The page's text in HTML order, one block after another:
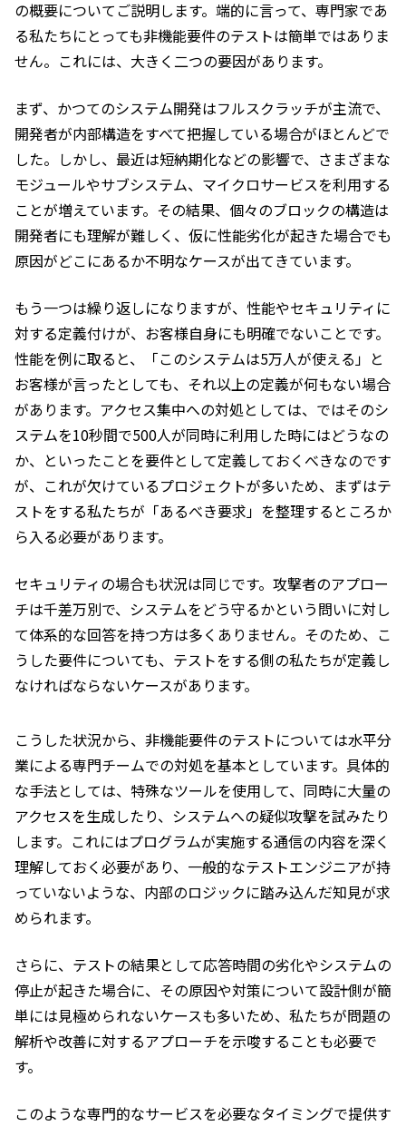
の概要についてご説明します。端的に言って、専門家であ
る私たちにとっても非機能要件のテストは簡単ではありま
せん。これには、大きく二つの要因があります。
まず、かつてのシステム開発はフルスクラッチが主流で、
開発者が内部構造をすべて把握している場合がほとんどで
した。しかし、最近は短納期化などの影響で、さまざまな
モジュールやサブシステム、マイクロサービスを利用する
ことが増えています。その結果、個々のブロックの構造は
開発者にも理解が難しく、仮に性能劣化が起きた場合でも
原因がどこにあるか不明なケースが出てきています。
もう一つは繰り返しになりますが、性能やセキュリティに
対する定義付けが、お客様自身にも明確でないことです。
性能を例に取ると、「このシステムは5万人が使える」と
お客様が言ったとしても、それ以上の定義が何もない場合
があります。アクセス集中への対処としては、ではそのシ
ステムを10秒間で500人が同時に利用した時にはどうなの
か、といったことを要件として定義しておくべきなのです
が、これが欠けているプロジェクトが多いため、まずはテ
ストをする私たちが「あるべき要求」を整理するところか
ら入る必要があります。
セキュリティの場合も状況は同じです。攻撃者のアプロー
チは千差万別で、システムをどう守るかという問いに対し
て体系的な回答を持つ方は多くありません。そのため、こ
うした要件についても、テストをする側の私たちが定義し
なければならないケースがあります。
こうした状況から、非機能要件のテストについては水平分
業による専門チームでの対処を基本としています。具体的
な手法としては、特殊なツールを使用して、同時に大量の
アクセスを生成したり、システムへの疑似攻撃を試みたり
します。これにはプログラムが実施する通信の内容を深く
理解しておく必要があり、一般的なテストエンジニアが持
っていないような、内部のロジックに踏み込んだ知見が求
められます。
さらに、テストの結果として応答時間の劣化やシステムの
停止が起きた場合に、その原因や対策について設計側が簡
単には見極められないケースも多いため、私たちが問題の
解析や改善に対するアプローチを示唆することも必要で
す。
このような専門的なサービスを必要なタイミングで提供す